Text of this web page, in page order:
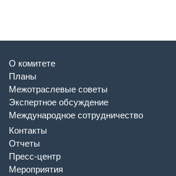
О комитете
Планы
Межотраслевые советы
Экспертное обсуждение
Международное сотрудничество
Контакты
Отчеты
Пресс-центр
Мероприятия